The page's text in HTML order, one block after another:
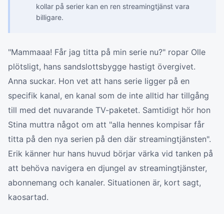
kollar på serier kan en ren streamingtjänst vara
billigare.
"Mammaaa! Får jag titta på min serie nu?" ropar Olle
plötsligt, hans sandslottsbygge hastigt övergivet.
Anna suckar. Hon vet att hans serie ligger på en
specifik kanal, en kanal som de inte alltid har tillgång
till med det nuvarande TV-paketet. Samtidigt hör hon
Stina muttra något om att "alla hennes kompisar får
titta på den nya serien på den där streamingtjänsten".
Erik känner hur hans huvud börjar värka vid tanken på
att behöva navigera en djungel av streamingtjänster,
abonnemang och kanaler. Situationen är, kort sagt,
kaosartad.